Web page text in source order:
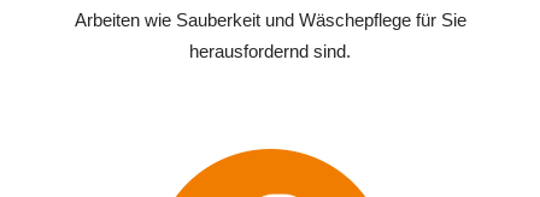
Arbeiten wie Sauberkeit und Wäschepflege für Sie
herausfordernd sind.